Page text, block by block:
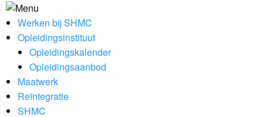
Werken bij SHMC
Opleidingsinstituut
Opleidingskalender
Opleidingsaanbod
Maatwerk
Reïntegratie
SHMC